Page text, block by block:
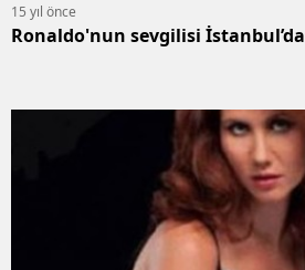
15 yıl önce
Ronaldo'nun sevgilisi İstanbul’da